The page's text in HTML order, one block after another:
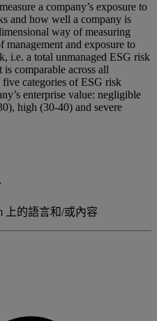
a company’s exposure to
and how well a company is
way of measuring
management and exposure to
i.e. a total unmanaged ESG risk
comparable across all
categories of ESG risk
enterprise value: negligible
high (30-40) and severe
上的語言和/或內容